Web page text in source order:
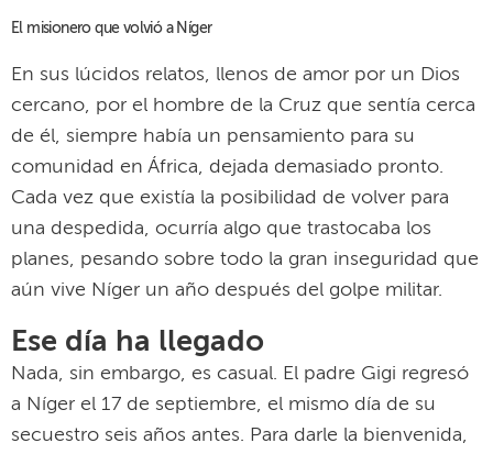
una despedida, ocurría algo que trastocaba los
aún vive Níger un año después del golpe militar.
Ese día ha llegado
Nada, sin embargo, es casual. El padre Gigi regresó
a Níger el 17 de septiembre, el mismo día de su
secuestro seis años antes. Para darle la bienvenida,
cuenta a la agencia de noticiasFides, una fuerte
lluvia y las palabras de afecto del padre Mauro
Vatican Newsdurante el secuestro, relató el
compromiso y la dedicación del padre Gigi en tierra
nigerina.